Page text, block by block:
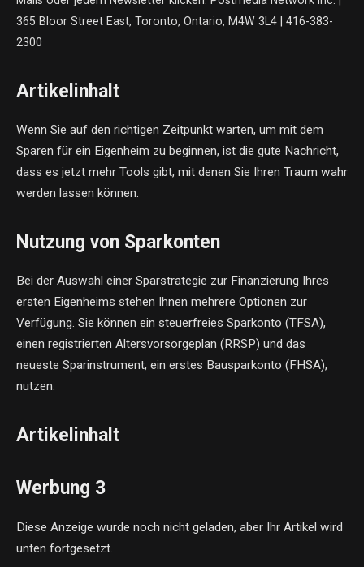
365 Bloor Street East, Toronto, Ontario, M4W 3L4 | 416-383-
2300
Artikelinhalt
Wenn Sie auf den richtigen Zeitpunkt warten, um mit dem
Sparen für ein Eigenheim zu beginnen, ist die gute Nachricht,
dass es jetzt mehr Tools gibt, mit denen Sie Ihren Traum wahr
werden lassen können.
Nutzung von Sparkonten
Bei der Auswahl einer Sparstrategie zur Finanzierung Ihres
ersten Eigenheims stehen Ihnen mehrere Optionen zur
Verfügung. Sie können ein steuerfreies Sparkonto (TFSA),
einen registrierten Altersvorsorgeplan (RRSP) und das
neueste Sparinstrument, ein erstes Bausparkonto (FHSA),
nutzen.
Artikelinhalt
Werbung 3
Diese Anzeige wurde noch nicht geladen, aber Ihr Artikel wird
unten fortgesetzt.